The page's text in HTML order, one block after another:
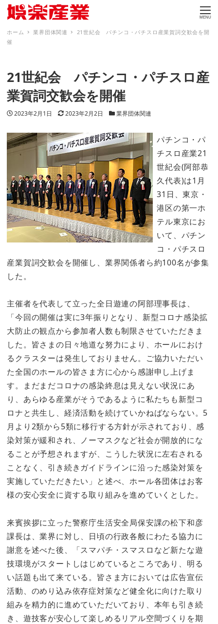
MENU
ホーム 業界団体関連
21世紀会 パチンコ・パチスロ産業賀詞交歓会を開
催
21世紀会 パチンコ・パチスロ産
業賀詞交歓会を開催
投稿日
2023年2月1日 更新日
2023年2月2日 カテゴリー
業界団体関連
パチンコ・パ
チスロ産業21
世紀会(阿部恭
久代表)は1月
31日、東京・
港区の第一ホ
テル東京にお
いて、パチン
コ・パチスロ
産業賀詞交歓会を開催し、業界関係者ら約100名が参集
した。
主催者を代表して立った全日遊連の阿部理事長は、
「今回の開催は実に3年振りとなり、新型コロナ感染拡
大防止の観点から参加者人数も制限させていただきま
した。皆さまの日々地道な努力により、ホールにおけ
るクラスターは発生しておりません。ご協力いただい
た全国のホールの皆さま方に心から感謝申し上げま
す。まだまだコロナの感染終息は見えない状況にあ
り、あらゆる産業がそうであるように私たちも新型コ
ロナと共生し、経済活動を続けていかねばならない。5
月より2類から5類に移行する方針が示されており、感
染対策が緩和され、ノーマスクなど社会が開放的にな
ることが予想されますが、こうした状況に左右される
ことなく、引き続きガイドラインに沿った感染対策を
実施していただきたい」と述べ、ホール各団体はお客
様の安心安全に資する取り組みを進めていくとした。
来賓挨拶に立った警察庁生活安全局保安課の松下和彦
課長は、業界に対し、日頃の行政各般にわたる協力に
謝意を述べた後、「スマパチ・スマスロなど新たな遊
技環境がスタートしはじめているところであり、明る
い話題も出て来ている。皆さま方においては広告宣伝
活動、のめり込み依存症対策など健全化に向けた取り
組みを精力的に進めていただいており、本年も引き続
き、遊技客が安心して楽しめるリアル空間づくりを期